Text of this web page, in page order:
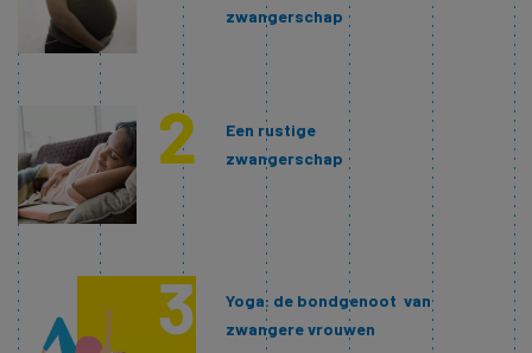
zwangerschap
Een rustige
zwangerschap
Yoga: de bondgenoot van
zwangere vrouwen